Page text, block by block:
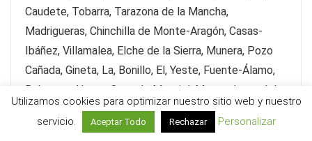
Caudete, Tobarra, Tarazona de la Mancha,
Madrigueras, Chinchilla de Monte-Aragón, Casas-
Ibáñez, Villamalea, Elche de la Sierra, Munera, Pozo
Cañada, Gineta, La, Bonillo, El, Yeste, Fuente-Álamo,
Balazote, Alpera, Ossa de Montiel, Montealegre del
Castillo, Valdeganga, Ontur, Barrax, Fuentealbilla,
Socovos, Pozohondo, Peñas de San Pedro, Mahora,
Utilizamos cookies para optimizar nuestro sitio web y nuestro
servicio.
Aceptar Todo Rechazar Personalizar